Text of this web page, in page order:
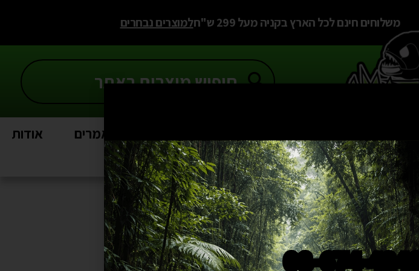
משלוחים חינם לכל הארץ בקניה מעל 299 ש"ח למוצרים נבחרים
מאמרים
אודות
08-674-4248